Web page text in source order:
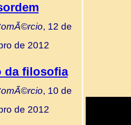
, 12 de
de 2012
da filosofia
, 10 de
de 2012